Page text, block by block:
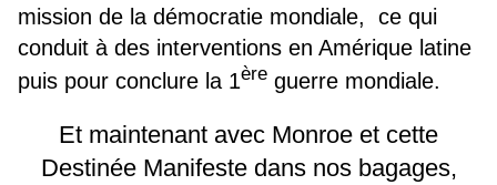
mission de la démocratie mondiale, ce qui
conduit à des interventions en Amérique latine
puis pour conclure la 1ère guerre mondiale.
Et maintenant avec Monroe et cette
Destinée Manifeste dans nos bagages,